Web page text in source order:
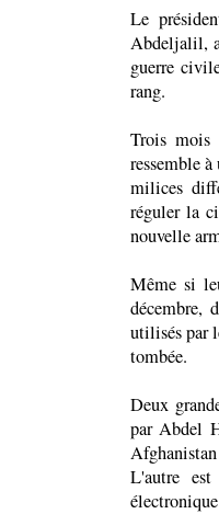
Le
Abdeljalil,
guerre
rang.
Trois
ressemble
milices
réguler la
nouvelle
Même si
décembre,
utilisés par
tombée.
Deux
par Abdel
L'autre